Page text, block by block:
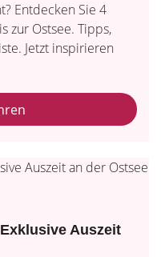
Entdecken Sie 4
zur Ostsee. Tipps,
Jetzt inspirieren
Auszeit